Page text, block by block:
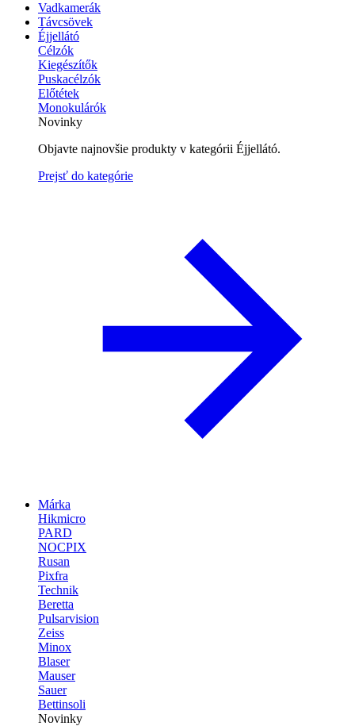
Vadkamerák
Távcsövek
Éjjellátó
Célzók
Kiegészítők
Puskacélzók
Előtétek
Monokulárók
Novinky
Objavte najnovšie produkty v kategórii Éjjellátó.
Prejsť do kategórie
Márka
Hikmicro
PARD
NOCPIX
Rusan
Pixfra
Technik
Beretta
Pulsarvision
Zeiss
Minox
Blaser
Mauser
Sauer
Bettinsoli
Novinky